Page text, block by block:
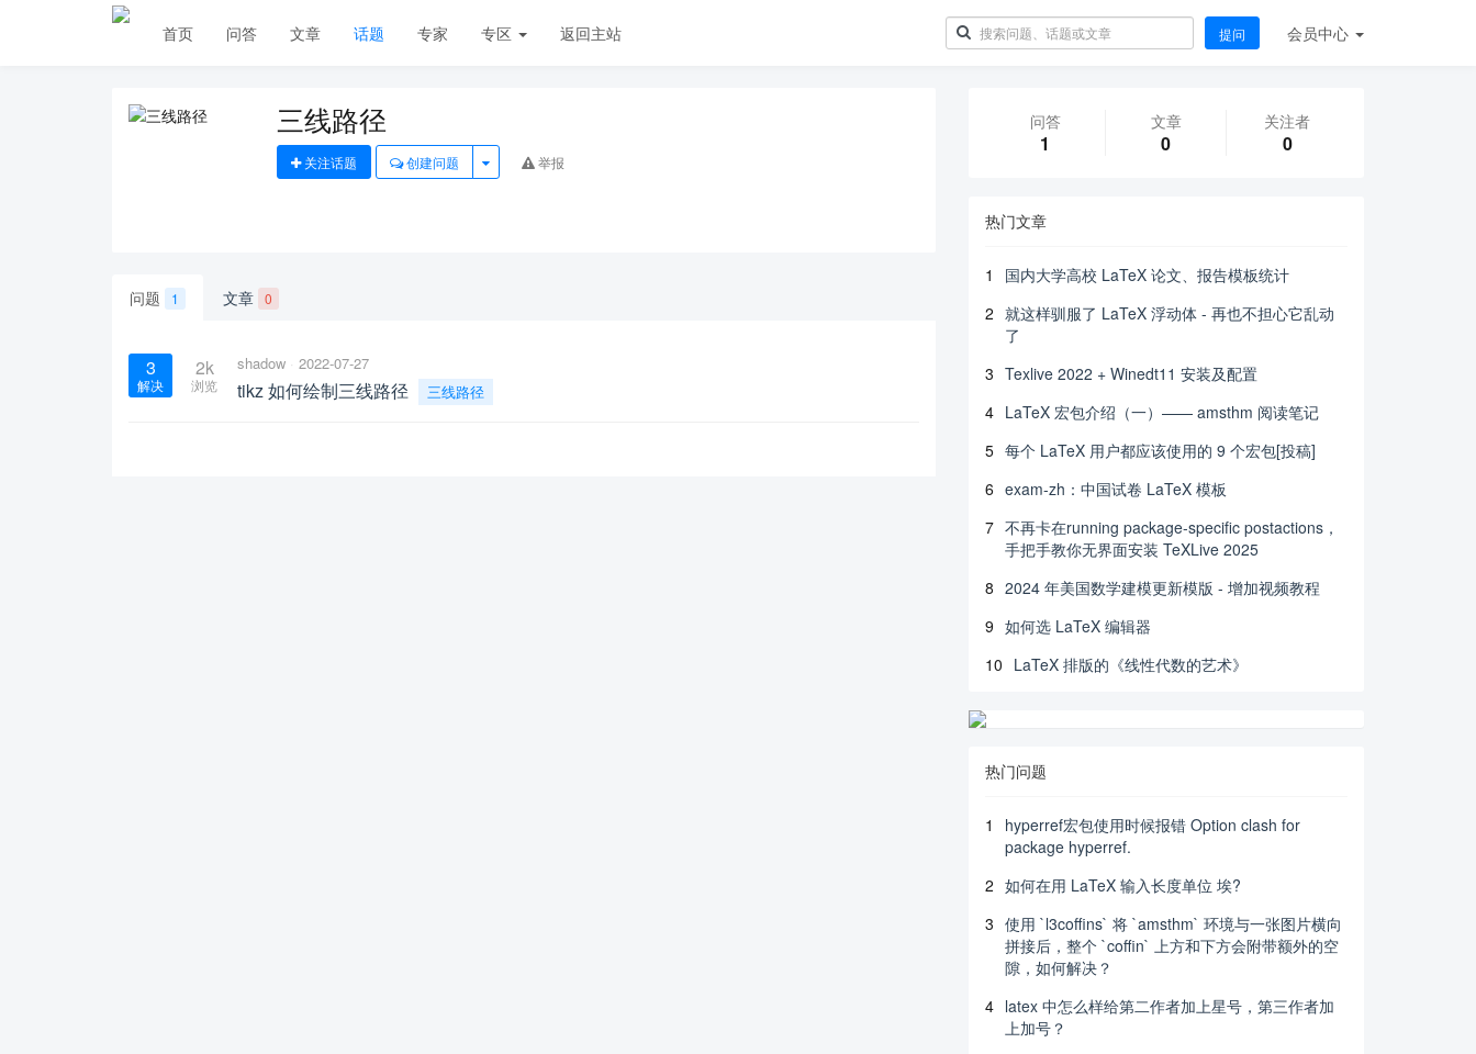
首页 问答 文章 话题 专家 专区 返回主站 提问 会员中心
三线路径
关注话题 创建问题 举报
问题 1 文章 0
3
解决
2k
浏览
shadow 2022-07-27
tikz 如何绘制三线路径 三线路径
问答
1
文章
0
关注者
0
热门文章
1
国内大学高校 LaTeX 论文、报告模板统计
2 就这样驯服了 LaTeX 浮动体 - 再也不担心它乱动
了
3 Texlive 2022 + Winedt11 安装及配置
4 LaTeX 宏包介绍（一）—— amsthm 阅读笔记
5 每个 LaTeX 用户都应该使用的 9 个宏包[投稿]
6 exam-zh：中国试卷 LaTeX 模板
7 不再卡在running package-specific postactions，
手把手教你无界面安装 TeXLive 2025
8 2024 年美国数学建模更新模版 - 增加视频教程
9 如何选 LaTeX 编辑器
10 LaTeX 排版的《线性代数的艺术》
热门问题
1
hyperref宏包使用时候报错 Option clash for
package hyperref.
2 如何在用 LaTeX 输入长度单位 埃?
3 使用 `l3coffins` 将 `amsthm` 环境与一张图片横向
拼接后，整个 `coffin` 上方和下方会附带额外的空
隙，如何解决？
4 latex 中怎么样给第二作者加上星号，第三作者加
上加号？